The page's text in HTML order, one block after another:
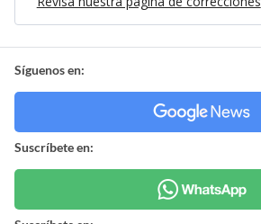
Síguenos en:
Suscríbete en: